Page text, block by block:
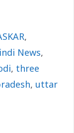
,
News,
, three
, uttar